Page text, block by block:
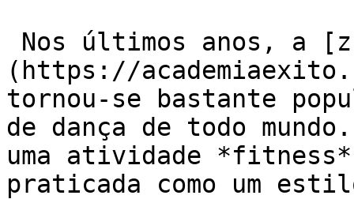
(https://
tornou-se bastante
de dança de todo
uma atividade *fitness*,
praticada como um